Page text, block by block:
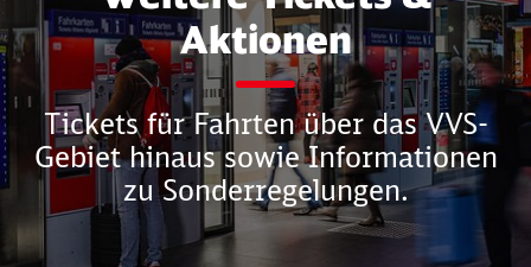
Aktionen
Tickets für Fahrten über das VVS-
Gebiet hinaus sowie Informationen
zu Sonderregelungen.